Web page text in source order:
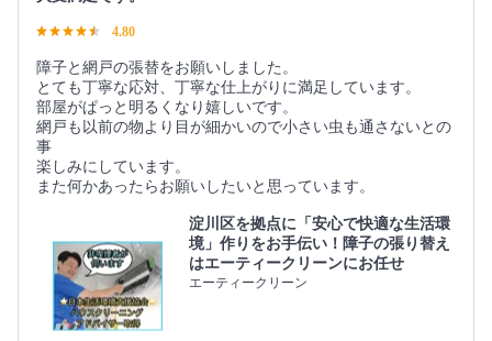
4.80
障子と網戸の張替をお願いしました。
とても丁寧な応対、丁寧な仕上がりに満足しています。
部屋がぱっと明るくなり嬉しいです。
網戸も以前の物より目が細かいので小さい虫も通さないとの
事
楽しみにしています。
また何かあったらお願いしたいと思っています。
淀川区を拠点に「安心で快適な生活環
境」作りをお手伝い！障子の張り替え
はエーティークリーンにお任せ
エーティークリーン